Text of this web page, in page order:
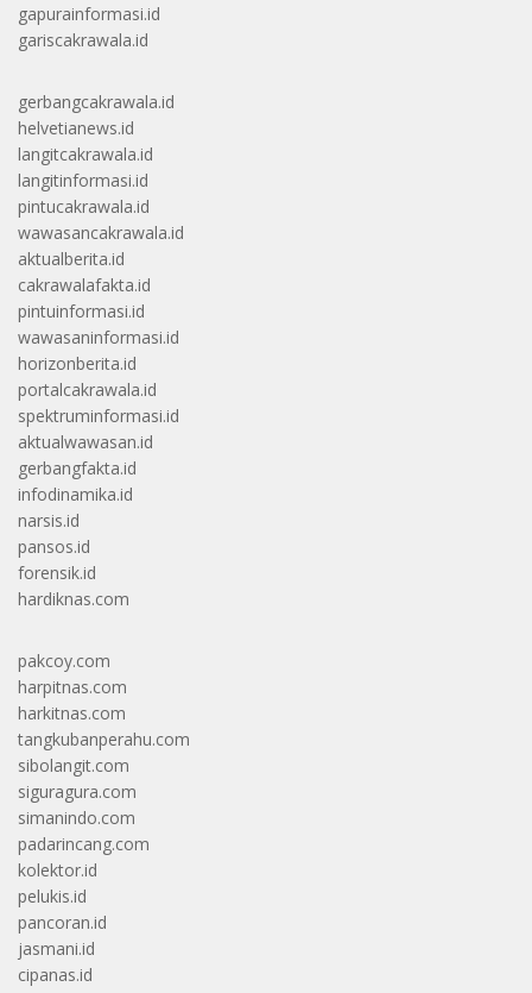
gapurainformasi.id
gariscakrawala.id
gerbangcakrawala.id
helvetianews.id
langitcakrawala.id
langitinformasi.id
pintucakrawala.id
wawasancakrawala.id
aktualberita.id
cakrawalafakta.id
pintuinformasi.id
wawasaninformasi.id
horizonberita.id
portalcakrawala.id
spektruminformasi.id
aktualwawasan.id
gerbangfakta.id
infodinamika.id
narsis.id
pansos.id
forensik.id
hardiknas.com
pakcoy.com
harpitnas.com
harkitnas.com
tangkubanperahu.com
sibolangit.com
siguragura.com
simanindo.com
padarincang.com
kolektor.id
pelukis.id
pancoran.id
jasmani.id
cipanas.id